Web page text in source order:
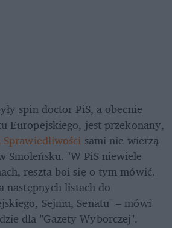
spin doctor PiS, a obecnie
Europejskiego, jest przekonany,
sami nie wierzą
Smoleńsku. "W PiS niewiele
reszta boi się o tym mówić.
następnych listach do
Sejmu, Senatu" – mówi
dla "Gazety Wyborczej".